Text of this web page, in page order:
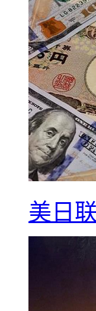
美日